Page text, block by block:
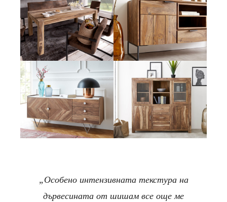
„Особено интензивната текстура на
дървесината от шишам все още ме